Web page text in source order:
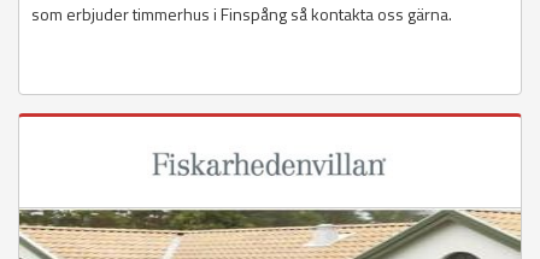
som erbjuder timmerhus i Finspång så kontakta oss gärna.